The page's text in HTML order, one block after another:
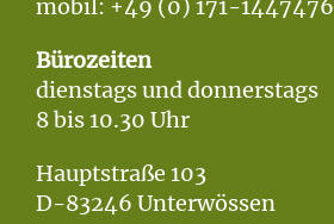
mobil: +49 (0) 171-1447476
Bürozeiten
dienstags und donnerstags
8 bis 10.30 Uhr
Hauptstraße 103
D-83246 Unterwössen